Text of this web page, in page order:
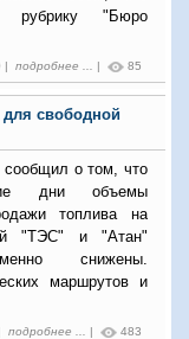
рубрику "Бюро
| подробнее ... | 85
свободной
о том, что
дни объемы
топлива на
"ТЭС" и "Атан"
снижены.
маршрутов и
подробнее ... | 483